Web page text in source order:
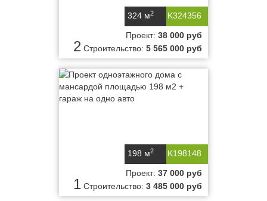
K324356
324 м2
2
Проект: 38 000 руб
Строительство: 5 565 000 руб
K198148
198 м2
1
Проект: 37 000 руб
Строительство: 3 485 000 руб